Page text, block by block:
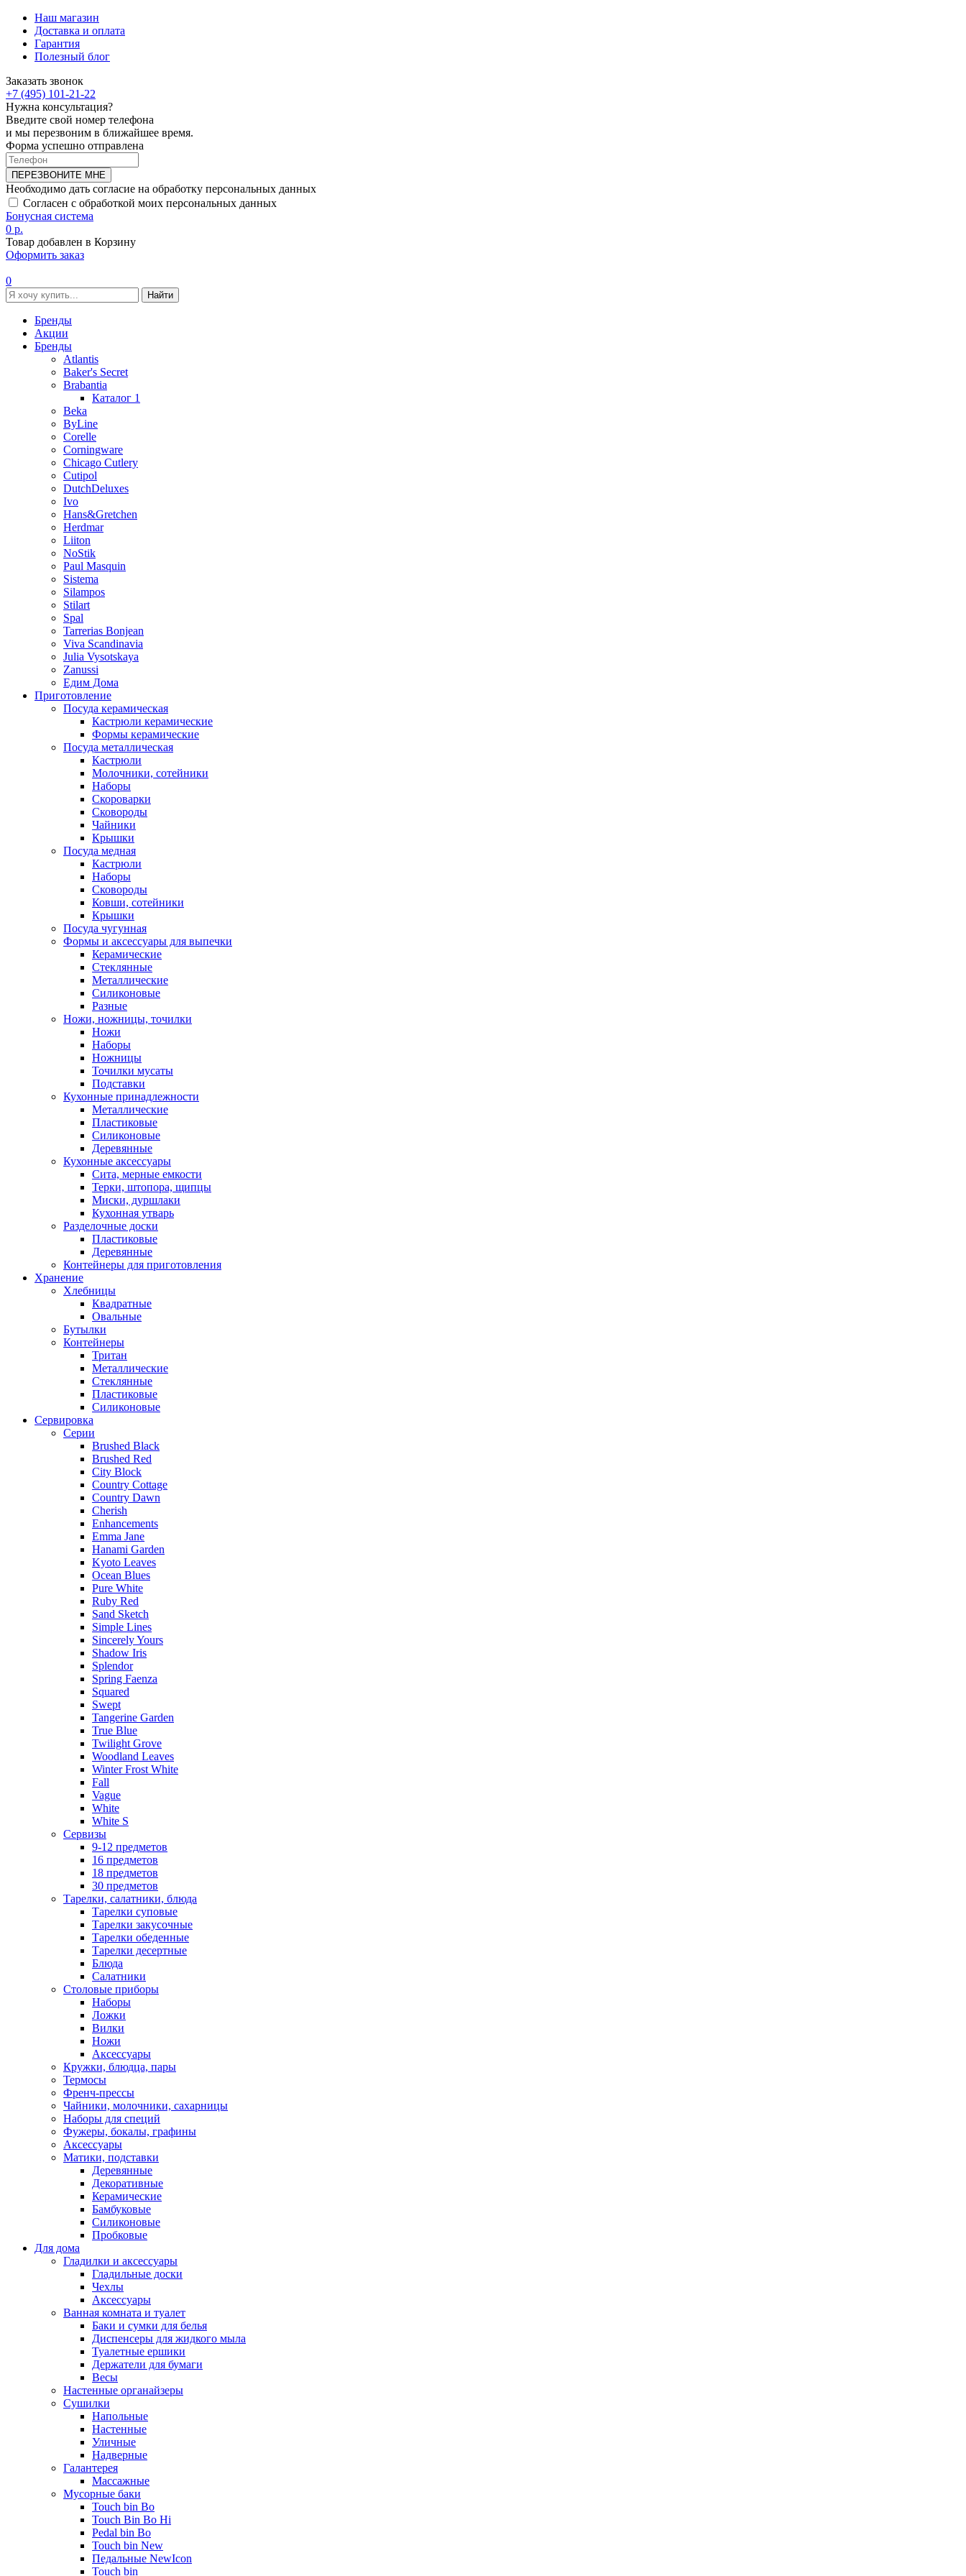
Наш магазин
Доставка и оплата
Гарантия
Полезный блог
Заказать звонок
+7 (495) 101-21-22
Нужна консультация?
Введите свой номер телефона
и мы перезвоним в ближайшее время.
Форма успешно отправлена
ПЕРЕЗВОНИТЕ МНЕ
Необходимо дать согласие на обработку персональных данных
Согласен с обработкой моих персональных данных
Бонусная система
0 р.
Товар добавлен в Корзину
Оформить заказ
0
Найти
Бренды
Акции
Бренды
Atlantis
Baker's Secret
Brabantia
Каталог 1
Beka
ByLine
Corelle
Corningware
Chicago Cutlery
Cutipol
DutchDeluxes
Ivo
Hans&Gretchen
Herdmar
Liiton
NoStik
Paul Masquin
Sistema
Silampos
Stilart
Spal
Tarrerias Bonjean
Viva Scandinavia
Julia Vysotskaya
Zanussi
Едим Дома
Приготовление
Посуда керамическая
Кастрюли керамические
Формы керамические
Посуда металлическая
Кастрюли
Молочники, сотейники
Наборы
Скороварки
Сковороды
Чайники
Крышки
Посуда медная
Кастрюли
Наборы
Сковороды
Ковши, сотейники
Крышки
Посуда чугунная
Формы и аксессуары для выпечки
Керамические
Стеклянные
Металлические
Силиконовые
Разные
Ножи, ножницы, точилки
Ножи
Наборы
Ножницы
Точилки мусаты
Подставки
Кухонные принадлежности
Металлические
Пластиковые
Силиконовые
Деревянные
Кухонные аксессуары
Сита, мерные емкости
Терки, штопора, щипцы
Миски, дуршлаки
Кухонная утварь
Разделочные доски
Пластиковые
Деревянные
Контейнеры для приготовления
Хранение
Хлебницы
Квадратные
Овальные
Бутылки
Контейнеры
Тритан
Металлические
Стеклянные
Пластиковые
Силиконовые
Сервировка
Серии
Brushed Black
Brushed Red
City Block
Country Cottage
Country Dawn
Cherish
Enhancements
Emma Jane
Hanami Garden
Kyoto Leaves
Ocean Blues
Pure White
Ruby Red
Sand Sketch
Simple Lines
Sincerely Yours
Shadow Iris
Splendor
Spring Faenza
Squared
Swept
Tangerine Garden
True Blue
Twilight Grove
Woodland Leaves
Winter Frost White
Fall
Vague
White
White S
Сервизы
9-12 предметов
16 предметов
18 предметов
30 предметов
Тарелки, салатники, блюда
Тарелки суповые
Тарелки закусочные
Тарелки обеденные
Тарелки десертные
Блюда
Салатники
Столовые приборы
Наборы
Ложки
Вилки
Ножи
Аксессуары
Кружки, блюдца, пары
Термосы
Френч-прессы
Чайники, молочники, сахарницы
Наборы для специй
Фужеры, бокалы, графины
Аксессуары
Матики, подставки
Деревянные
Декоративные
Керамические
Бамбуковые
Силиконовые
Пробковые
Для дома
Гладилки и аксессуары
Гладильные доски
Чехлы
Аксессуары
Ванная комната и туалет
Баки и сумки для белья
Диспенсеры для жидкого мыла
Туалетные ершики
Держатели для бумаги
Весы
Настенные органайзеры
Сушилки
Напольные
Настенные
Уличные
Надверные
Галантерея
Массажные
Мусорные баки
Touch bin Bo
Touch Bin Bo Hi
Pedal bin Bo
Touch bin New
Педальные NewIcon
Touch bin